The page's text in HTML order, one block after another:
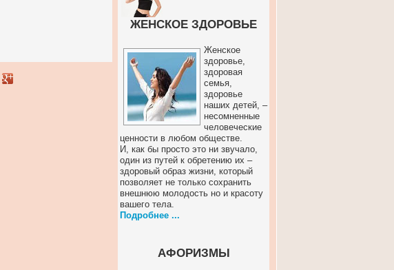
ЖЕНСКОЕ ЗДОРОВЬЕ
Женское
здоровье,
здоровая
семья,
здоровье
наших детей, –
несомненные
человеческие
ценности в любом обществе.
И, как бы просто это ни звучало,
один из путей к обретению их –
здоровый образ жизни, который
позволяет не только сохранить
внешнюю молодость но и красоту
вашего тела.
Подробнее ...
АФОРИЗМЫ